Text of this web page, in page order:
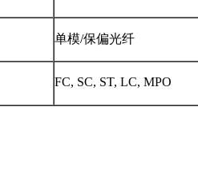
单模/保偏光纤
FC, SC, ST, LC, MPO